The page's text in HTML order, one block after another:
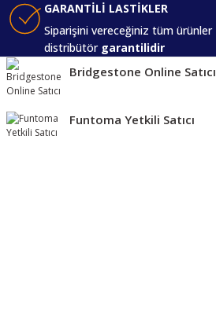
GARANTİLİ LASTİKLER
Siparişini vereceğiniz tüm ürünler
distribütör garantilidir
Bridgestone Online Satıcı
Funtoma Yetkili Satıcı